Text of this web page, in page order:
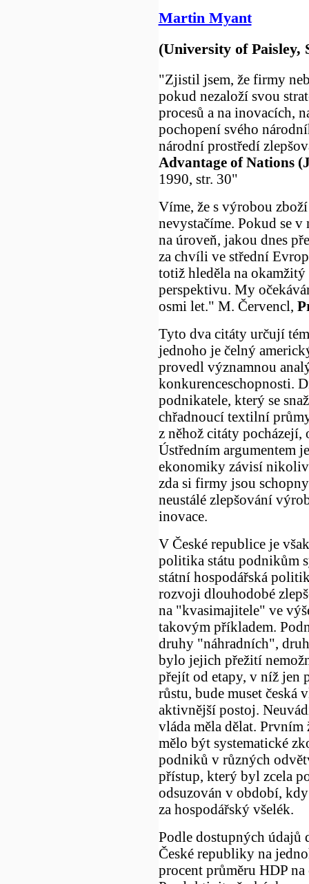
Martin Myant
(University of Paisley,
"Zjistil jsem, že firmy
pokud nezaloží svou
procesů a na inovacích,
pochopení svého
národní prostředí
Advantage of Nations
1990, str. 30"
Víme, že s výrobou
nevystačíme. Pokud se
na úroveň, jakou dnes
za chvíli ve střední
totiž hleděla na
perspektivu. My
osmi let." M. Červencl,
Tyto dva citáty určují
jednoho je čelný
provedl významnou
konkurenceschopnosti.
podnikatele, který se
chřadnoucí textilní
z něhož citáty pocházejí,
Ústředním argumentem
ekonomiky závisí nikoliv
zda si firmy jsou
neustálé zlepšování
inovace.
V České republice je
politika státu podnikům
státní hospodářská
rozvoji dlouhodobé
na "kvasimajitele" ve
takovým příkladem.
druhy "náhradních",
bylo jejich přežití
přejít od etapy, v níž jen
růstu, bude muset česká
aktivnější postoj.
vláda měla dělat.
mělo být systematické
podniků v různých
přístup, který byl zcela
odsuzován v období,
za hospodářský všelék.
Podle dostupných údajů
České republiky na
procent průměru HDP